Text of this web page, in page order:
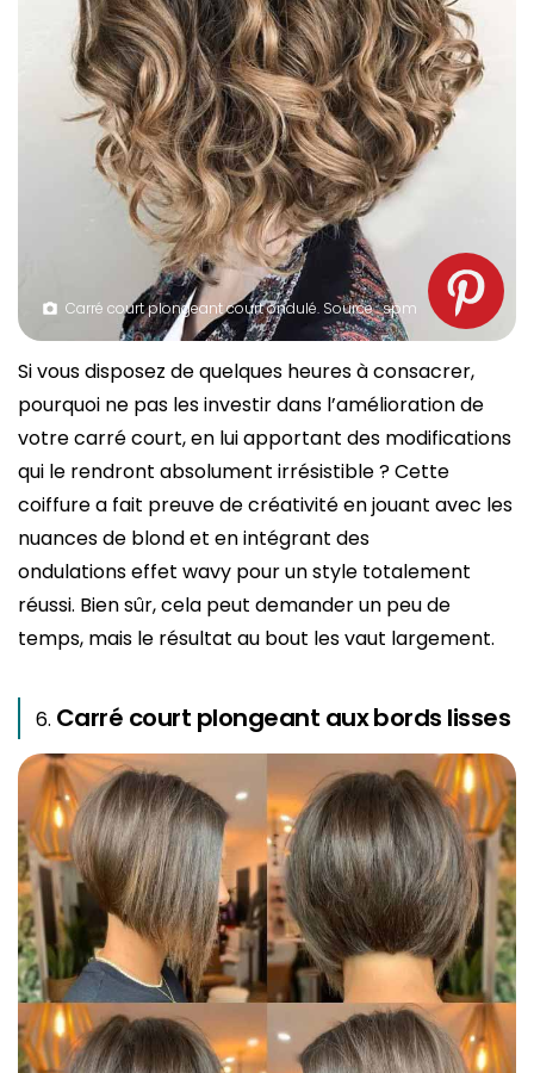
Carré court plongeant court ondulé. Source : spm
Si vous disposez de quelques heures à consacrer,
pourquoi ne pas les investir dans l’amélioration de
votre carré court, en lui apportant des modifications
qui le rendront absolument irrésistible ? Cette
coiffure a fait preuve de créativité en jouant avec les
nuances de blond et en intégrant des
ondulations effet wavy pour un style totalement
réussi. Bien sûr, cela peut demander un peu de
temps, mais le résultat au bout les vaut largement.
Carré court plongeant aux bords lisses